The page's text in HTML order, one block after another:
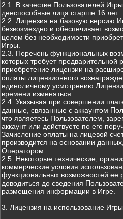
2.1. В качестве Пользователей
дееспособные лица старше 16 лет.
2.2. Лицензия на базовую версию
безвозмездно и обеспечивает
целом без необходимости
Игры.
2.3. Перечень функциональных
которых требует предварительной
приобретение лицензии на
оплаты лицензионного
единоличному усмотрению
времени изменяться.
2.4. Указывая при совершении
данные, связанные с аккаунтом
что являетесь Пользователем,
аккаунт или действуете по его
Зачисление оплаты на лицевой
производится на основании
Оператором.
2.5. Некоторые технические,
коммерческие условия
функциональных возможностей ее
доводиться до сведения
размещения информации в Игре.
3. Лицензия на использование Игры